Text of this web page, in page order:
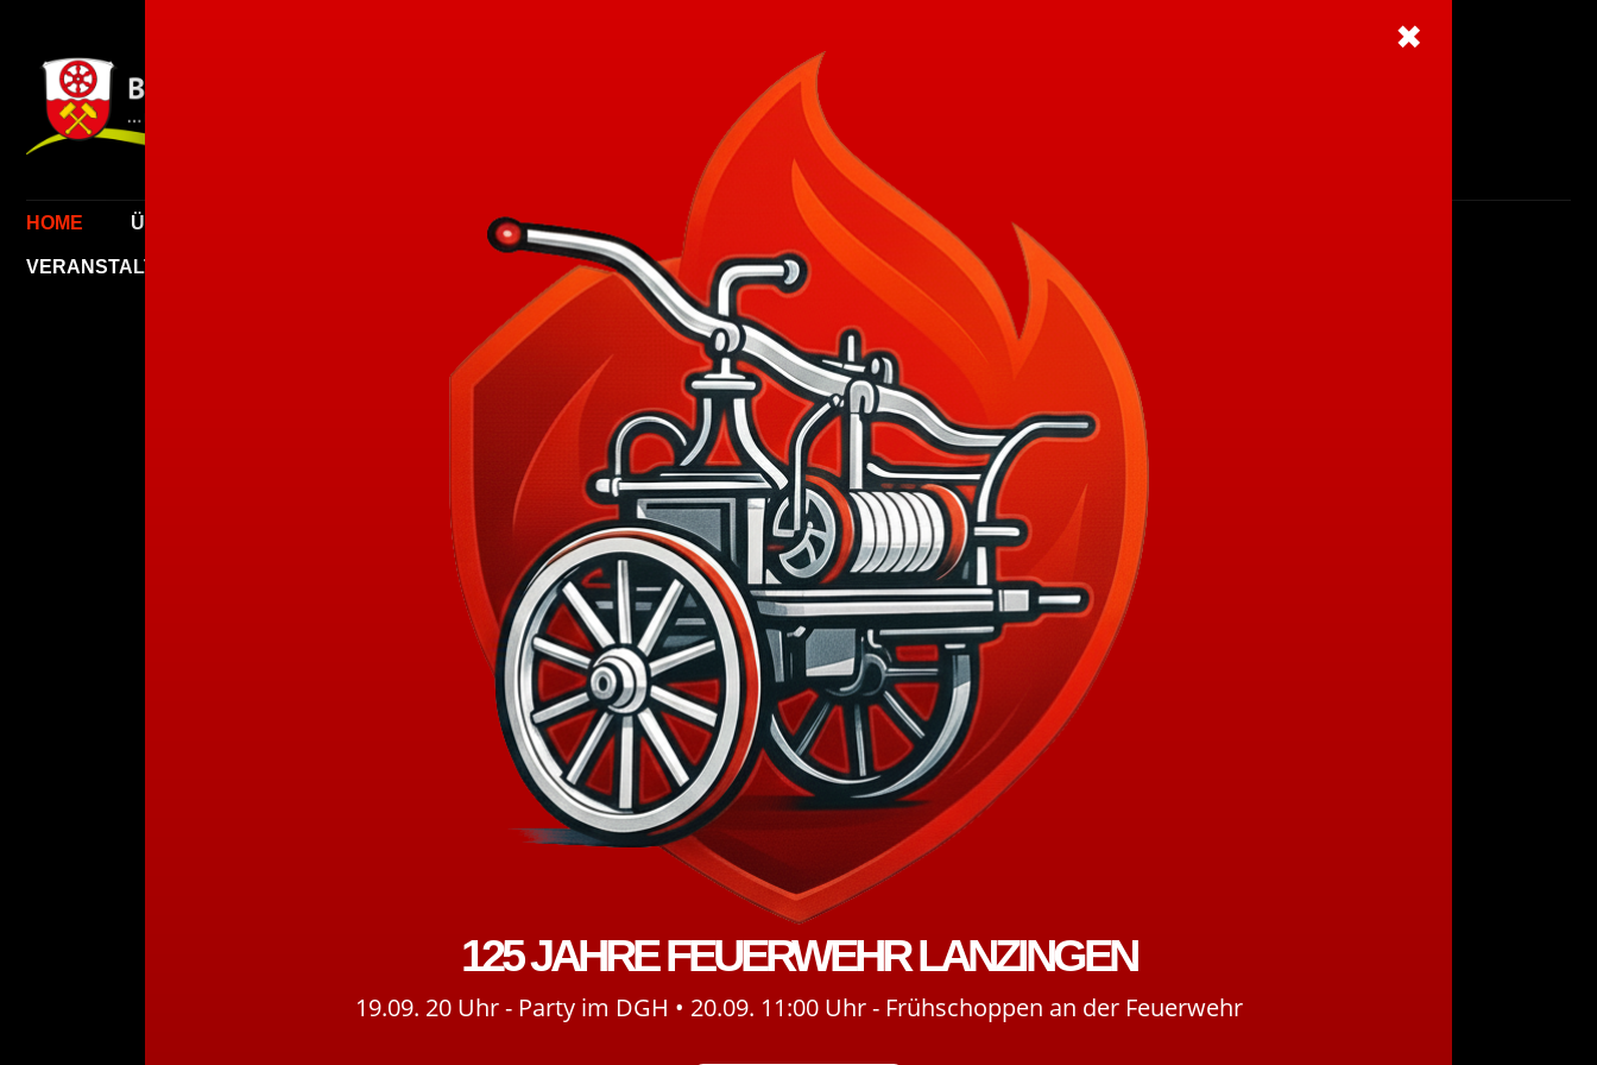
FREIWILLIGE FEUERWEHR
LANZINGEN
HOME ÜBER UNS EINSATZABTEILUNG JUGENDFEUERWEHR TECHNIK VEREIN
VERANSTALTUNGEN
✖
125 JAHRE FEUERWEHR LANZINGEN
19.09. 20 Uhr - Party im DGH • 20.09. 11:00 Uhr - Frühschoppen an der Feuerwehr